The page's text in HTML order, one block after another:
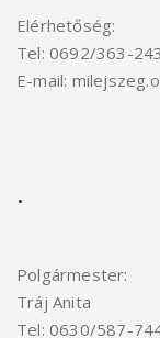
Elérhetőség:
Tel: 0692/363-243
E-mail:
.
Polgármester:
Tráj Anita
Tel: 0630/587-